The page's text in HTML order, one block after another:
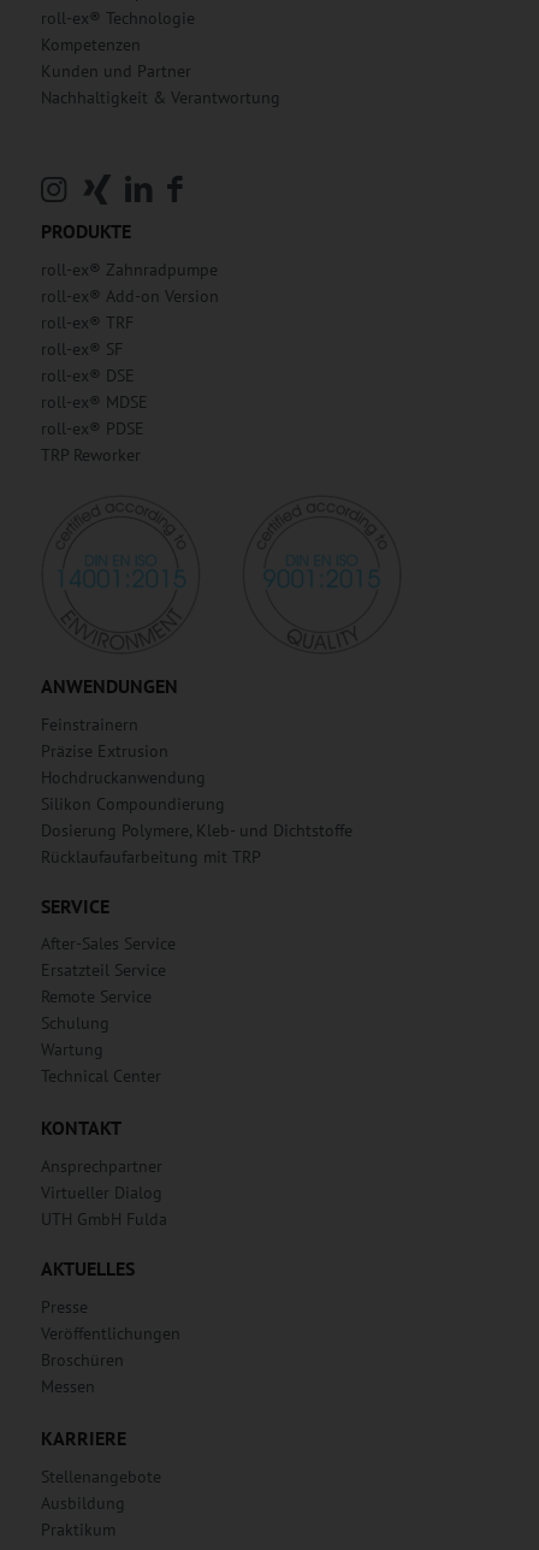
roll-ex® Technologie
Kompetenzen
Kunden und Partner
Nachhaltigkeit & Verantwortung
PRODUKTE
roll-ex® Zahnradpumpe
roll-ex® Add-on Version
roll-ex® TRF
roll-ex® SF
roll-ex® DSE
roll-ex® MDSE
roll-ex® PDSE
TRP Reworker
ANWENDUNGEN
Feinstrainern
Präzise Extrusion
Hochdruckanwendung
Silikon Compoundierung
Dosierung Polymere, Kleb- und Dichtstoffe
Rücklaufaufarbeitung mit TRP
SERVICE
After-Sales Service
Ersatzteil Service
Remote Service
Schulung
Wartung
Technical Center
KONTAKT
Ansprechpartner
Virtueller Dialog
UTH GmbH Fulda
AKTUELLES
Presse
Veröffentlichungen
Broschüren
Messen
KARRIERE
Stellenangebote
Ausbildung
Praktikum